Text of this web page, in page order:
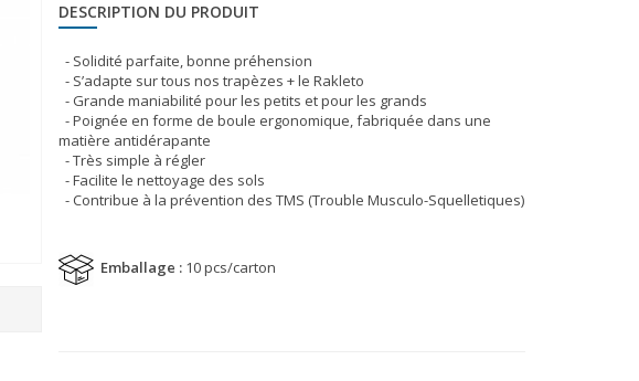
DESCRIPTION DU PRODUIT
- Solidité parfaite, bonne préhension
- S’adapte sur tous nos trapèzes + le Rakleto
- Grande maniabilité pour les petits et pour les grands
- Poignée en forme de boule ergonomique, fabriquée dans une
matière antidérapante
- Très simple à régler
- Facilite le nettoyage des sols
- Contribue à la prévention des TMS (Trouble Musculo-Squelletiques)
Emballage : 10 pcs/carton